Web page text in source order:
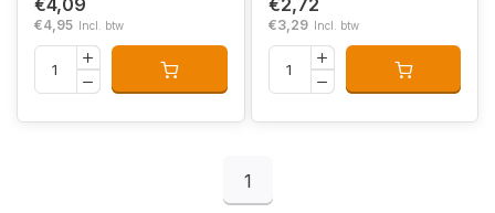
€4,09
€4,95 Incl. btw
€2,72
€3,29 Incl. btw
1